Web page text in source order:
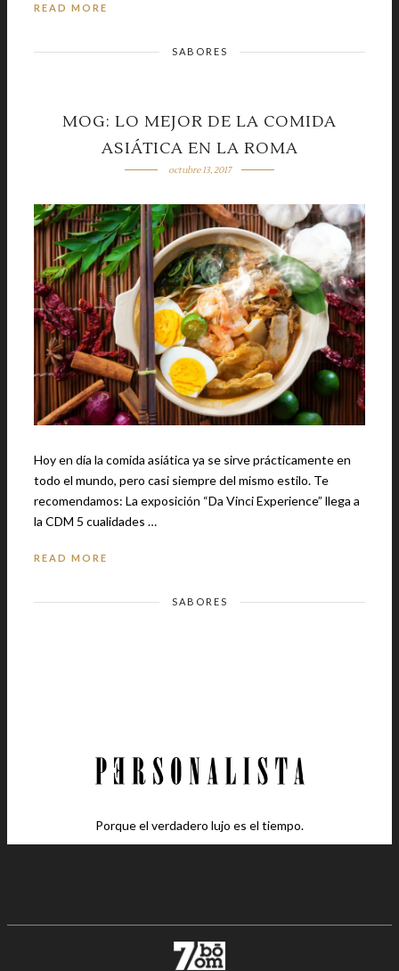
READ MORE
SABORES
MOG: LO MEJOR DE LA COMIDA
ASIÁTICA EN LA ROMA
octubre 13, 2017
Hoy en día la comida asiática ya se sirve prácticamente en
todo el mundo, pero casi siempre del mismo estilo. Te
recomendamos: La exposición “Da Vinci Experience” llega a
la CDM 5 cualidades …
READ MORE
SABORES
Porque el verdadero lujo es el tiempo.